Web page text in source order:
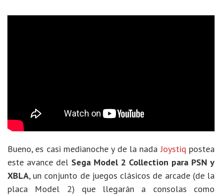
Bueno, es casi medianoche y de la nadaJoystiq postea
este avance del Sega Model 2 Collection para PSN y
XBLA, un conjunto de juegos clásicos de arcade (de la
placa Model 2) que llegarán a consolas como